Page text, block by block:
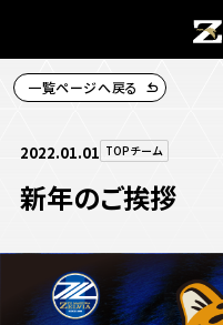
お知らせ
一覧ページへ戻る
2022.01.01 TOPチーム
新年のご挨拶